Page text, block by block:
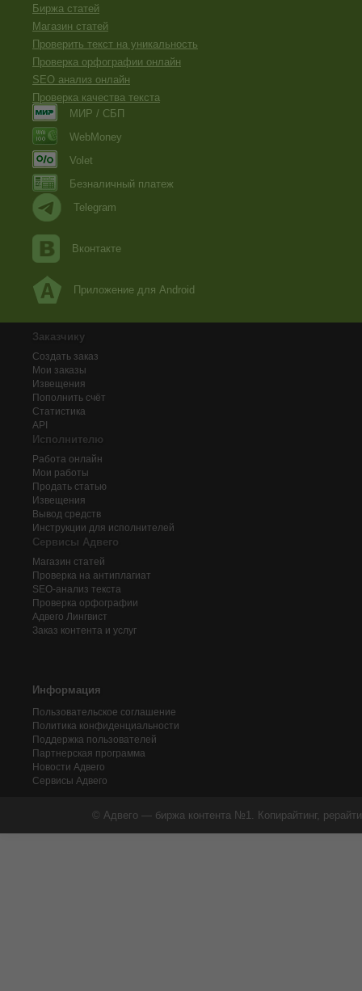
Биржа статей
Магазин статей
Проверить текст на уникальность
Проверка орфографии онлайн
SEO анализ онлайн
Проверка качества текста
МИР / СБП
WebMoney
Volet
Безналичный платеж
Telegram
Вконтакте
Приложение для Android
Заказчику
Создать заказ
Мои заказы
Извещения
Пополнить счёт
Статистика
API
Исполнителю
Работа онлайн
Мои работы
Продать статью
Извещения
Вывод средств
Инструкции для исполнителей
Сервисы Адвего
Магазин статей
Проверка на антиплагиат
SEO-анализ текста
Проверка орфографии
Адвего Лингвист
Заказ контента и услуг
Информация
Пользовательское соглашение
Политика конфиденциальности
Поддержка пользователей
Партнерская программа
Новости Адвего
Сервисы Адвего
© Адвего — биржа контента №1. Копирайтинг,